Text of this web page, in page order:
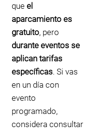
que el
aparcamiento es
gratuito, pero
durante eventos se
aplican tarifas
específicas. Si vas
en un día con
evento
programado,
considera consultar